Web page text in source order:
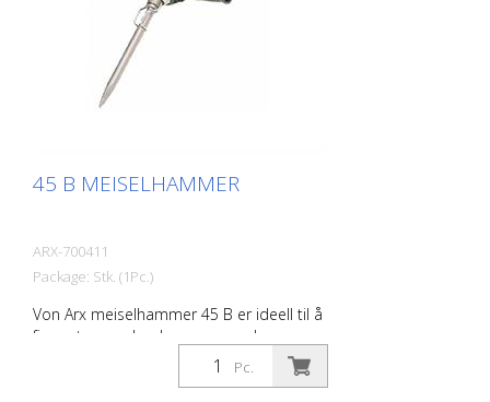
45 B MEISELHAMMER
ARX-700411
Package: Stk. (1Pc.)
Von Arx meiselhammer 45 B er ideell til å
fjerne tepper, banke av gammel puss,
meisle naturstein, meisle ut fuger og
spissarbeid på murverk. Det finnes den
Pc.